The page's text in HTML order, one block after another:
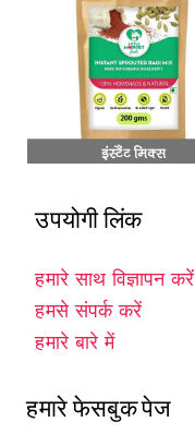
उपयोगी लिंक
हमारे साथ विज्ञापन करें
हमसे संपर्क करें
हमारे बारे में
हमारे फेसबुक पेज